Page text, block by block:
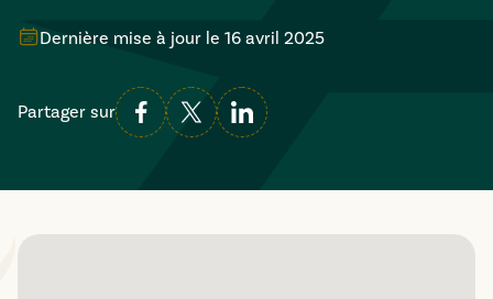
Dernière mise à jour le 16 avril 2025
Partager sur